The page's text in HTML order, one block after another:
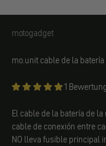
motogadget
motogadget
mo.unit cable de la
1
El cable de la batería de
cable de conexión entre
NO lleva fusible principal